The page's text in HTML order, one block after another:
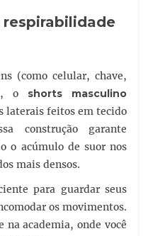
respirabilidade
(como celular, chave,
o shorts masculino
laterais feitos em tecido
construção garante
o acúmulo de suor nos
mais densos.
para guardar seus
os movimentos.
academia, onde você